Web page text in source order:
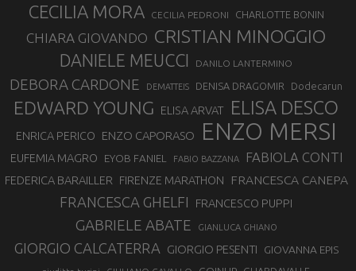
CECILIA MORA CECILIA PEDRONI CHARLOTTE BONIN
CHIARA GIOVANDO CRISTIAN MINOGGIO
DANIELE MEUCCI DANILO LANTERMINO
DEBORA CARDONE DEMATTEIS DENISA DRAGOMIR Dodecarun
EDWARD YOUNG ELISA ARVAT ELISA DESCO
ENRICA PERICO ENZO CAPORASO ENZO MERSI
EUFEMIA MAGRO EYOB FANIEL FABIO BAZZANA FABIOLA CONTI
FEDERICA BARAILLER FIRENZE MARATHON FRANCESCA CANEPA
FRANCESCA GHELFI FRANCESCO PUPPI
GABRIELE ABATE GIANLUCA GHIANO
GIORGIO CALCATERRA GIORGIO PESENTI GIOVANNA EPIS